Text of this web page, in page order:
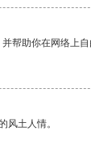
帮助你在网络上自
风土人情。